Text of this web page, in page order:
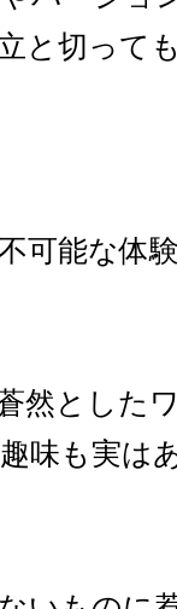
と切って
可能な体
然とした
味も実は